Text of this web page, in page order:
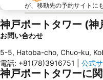
が、移動先の予約サイトに
神戸ポートタワー (神
お問い合わせ
5-5, Hatoba-cho, Chuo-ku,
電話: +81(78)3916751 公式
神戸ポートタワーに